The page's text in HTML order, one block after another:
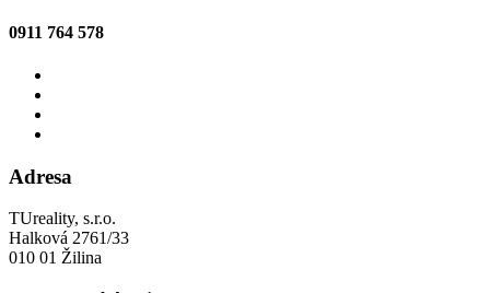
0911 764 578
Adresa
TUreality, s.r.o.
Halková 2761/33
010 01 Žilina